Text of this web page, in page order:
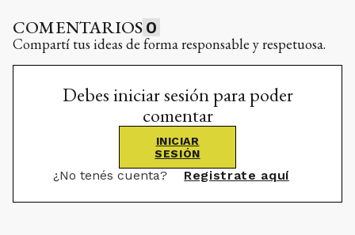
COMENTARIOS 0
Compartí tus ideas de forma responsable y respetuosa.
Debes iniciar sesión para poder
comentar
INICIAR
SESIÓN
¿No tenés cuenta? Registrate aquí